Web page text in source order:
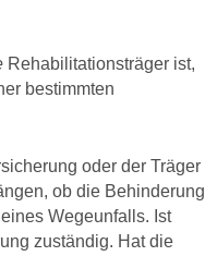
Rehabilitationsträger ist,
bestimmten
oder der Träger
ob die Behinderung
Wegeunfalls. Ist
zuständig. Hat die